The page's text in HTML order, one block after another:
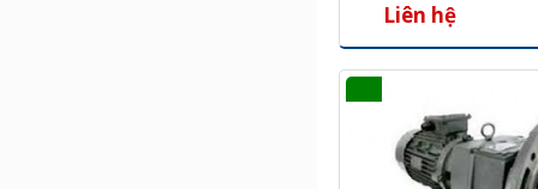
Liên hệ